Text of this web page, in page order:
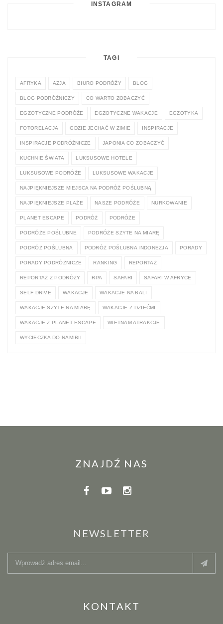
INSTAGRAM
TAGI
AFRYKA AZJA BIURO PODRÓŻY BLOG
BLOG PODRÓŻNICZY CO WARTO ZOBACZYĆ
EGZOTYCZNE PODRÓŻE EGZOTYCZNE WAKACJE EGZOTYKA
FOTORELACJA GDZIE JECHAĆ W ZIMIE INSPIRACJE
INSPIRACJE PODRÓŻNICZE JAPONIA CO ZOBACZYĆ
KUCHNIE ŚWIATA LUKSUSOWE HOTELE
LUKSUSOWE PODRÓŻE LUKSUSOWE WAKACJE
NAJPIĘKNIEJSZE MIEJSCA NA PODRÓŻ POŚLUBNĄ
NAJPIĘKNIEJSZE PLAŻE NASZE PODRÓŻE NURKOWANIE
PLANET ESCAPE PODRÓŻ PODRÓŻE
PODRÓŻE POŚLUBNE PODRÓŻE SZYTE NA MIARĘ
PODRÓŻ POŚLUBNA PODRÓŻ POŚLUBNA INDONEZJA PORADY
PORADY PODRÓŻNICZE RANKING REPORTAŻ
REPORTAŻ Z PODRÓŻY RPA SAFARI SAFARI W AFRYCE
SELF DRIVE WAKACJE WAKACJE NA BALI
WAKACJE SZYTE NA MIARĘ WAKACJE Z DZIEĆMI
WAKACJE Z PLANET ESCAPE WIETNAM ATRAKCJE
WYCIECZKA DO NAMIBII
ZNAJDŹ NAS
NEWSLETTER
KONTAKT